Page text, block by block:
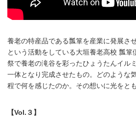
養老の特産品である瓢箪を産業に発展さ
という活動をしている大垣養老高校 瓢箪
祭で養老の滝谷を彩ったひょうたんイル
一体となり完成させたもの。どのような
程で何を感じたのか。その想いに光をと
【Vol.３】